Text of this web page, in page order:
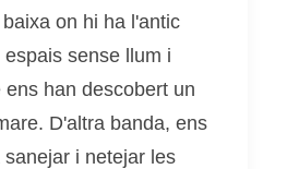
on hi ha l'antic
sense llum i
ens han descobert un
D'altra banda, ens
i netejar les